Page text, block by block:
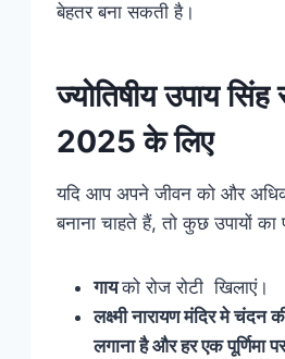
बेहतर बना सकती है।
ज्योतिषीय उपाय सिंह
2025 के लिए
यदि आप अपने जीवन को और
बनाना चाहते हैं, तो कुछ उपायों
गायको रोज रोटी खिलाएं।
लक्ष्मी नारायण मंदिर मे चंदन
लगाना है और हर एक पूर्णिमा